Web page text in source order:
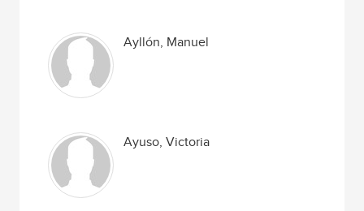
Ayllón, Manuel
Ayuso, Victoria